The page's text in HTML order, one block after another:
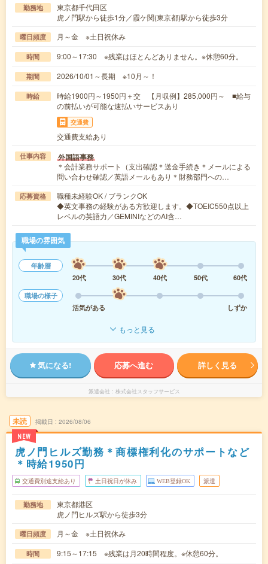
勤務地
東京都千代田区
虎ノ門駅から徒歩1分／霞ケ関(東京都)駅から徒歩3分
曜日頻度 月～金 ※土日祝休み
時間 9:00～17:30 ※残業はほとんどありません。※休憩60分。
期間 2026/10/01～長期 ※10月～！
時給
時給1900円～1950円＋交 【月収例】285,000円～ ■給与
の前払いが可能な速払いサービスあり
交通費
交通費支給あり
仕事内容 外国語事務
＊会計業務サポート（支出確認＊送金手続き＊メールによる
問い合わせ確認／英語メールもあり＊財務部門への…
応募資格
職種未経験OK / ブランクOK
◆英文事務の経験がある方歓迎します。◆TOEIC550点以上
レベルの英語力／GEMINIなどのAI含…
職場の雰囲気
年齢層
20代
30代 40代 50代
60代
職場の様子
活気がある
しずか
もっと見る
気になる! 応募へ進む 詳しく見る
派遣会社 株式会社スタッフサービス
未読
NEW
掲載日 2026/08/06
虎ノ門ヒルズ勤務＊商標権利化のサポートなど
＊時給1950円
交通費別途支給あり 土日祝日が休み WEB登録OK 派遣
勤務地
東京都港区
虎ノ門ヒルズ駅から徒歩3分
曜日頻度 月～金 ※土日祝休み
時間 9:15～17:15 ※残業は月20時間程度。※休憩60分。